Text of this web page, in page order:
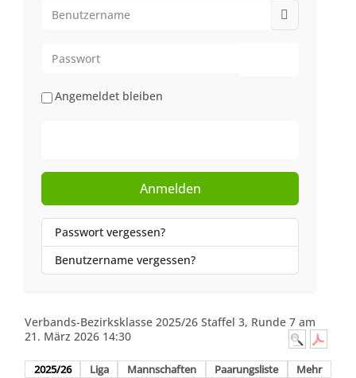
Angemeldet bleiben
Anmelden
Passwort vergessen?
Benutzername vergessen?
Verbands-Bezirksklasse 2025/26 Staffel 3, Runde 7 am
21. März 2026 14:30
2025/26 Liga Mannschaften Paarungsliste Mehr